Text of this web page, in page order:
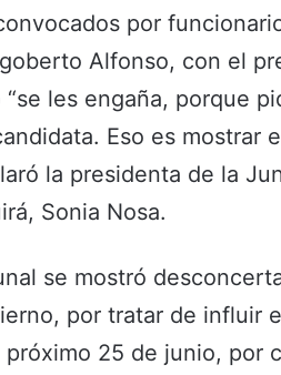
por
Alfonso, con el
“se les engaña, porque
Eso es mostrar
la presidenta de la
Sonia Nosa.
se mostró
por tratar de influir
25 de junio, por